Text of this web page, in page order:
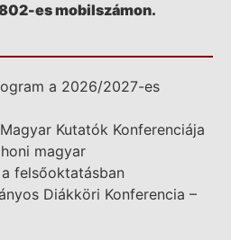
es mobilszámon.
a 2026/2027-es
Kutatók Konferenciája
magyar
felsőoktatásban
Diákköri Konferencia –